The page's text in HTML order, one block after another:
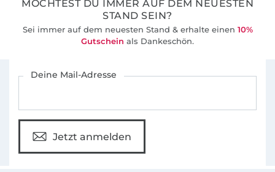
MÖCHTEST DU IMMER AUF DEM NEUESTEN
STAND SEIN?
Sei immer auf dem neuesten Stand & erhalte einen 10%
Gutschein als Dankeschön.
Deine Mail-Adresse
Jetzt anmelden